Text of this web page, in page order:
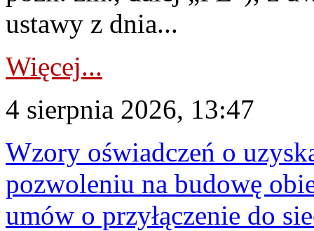
ustawy z dnia...
Więcej...
4 sierpnia 2026, 13:47
Wzory oświadczeń o
pozwoleniu na budowę
umów o przyłączenie do